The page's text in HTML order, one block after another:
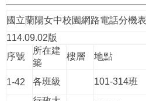
國立蘭陽女中校園網路電話分機
114.09.02版
序號
所在建
築
樓層 地點
1-42 各班級 101-314班